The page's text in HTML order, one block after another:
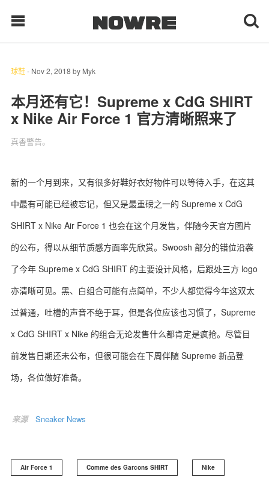
现客视点
时 尚
球 鞋
生 活
关于我们 联系我们
球鞋- Nov 2, 2018 by Myk
本月还有它！Supreme x CdG SHIRT
x Nike Air Force 1 官方清晰照来了
真香警告。
新的一个月到来，又有很多好鞋好衣好物件可以等待入手，在这其
中最有可能已经被忘记，但又是最重磅之一的 Supreme x CdG
SHIRT x Nike Air Force 1 也会在这个月发售，伴随今天官方图片
的公布，得以从细节质感方面率先欣赏。Swoosh 部分的错位沿袭
了今年 Supreme x CdG SHIRT 的主要设计风格，后跟处三方 logo
亦清晰可见。黑、白组合可能有点简单，不少人都觉得今年这双太
过普通，吐槽的声音不绝于耳，但是各位应该也习惯了，Supreme
x CdG SHIRT x Nike 的组合无论发售什么都肯定是疯抢。尽管目
前发售日期还未公布，但很可能会在下周伴随 Supreme 新品登
场，各位做好准备。
来源 Sneaker News
Air Force 1 Comme des Garcons SHIRT Nike